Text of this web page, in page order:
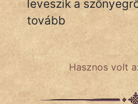
MAGYARSÁG
És
TÖRTÉNELEM
Népszerű szerzőink:
leveszik a
tovább
Hasznos volt